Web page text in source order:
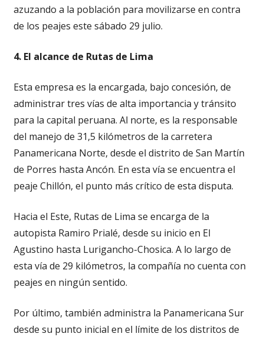
azuzando a la población para movilizarse en contra
de los peajes este sábado 29 julio.
4. El alcance de Rutas de Lima
Esta empresa es la encargada, bajo concesión, de
administrar tres vías de alta importancia y tránsito
para la capital peruana. Al norte, es la responsable
del manejo de 31,5 kilómetros de la carretera
Panamericana Norte, desde el distrito de San Martín
de Porres hasta Ancón. En esta vía se encuentra el
peaje Chillón, el punto más crítico de esta disputa.
Hacia el Este, Rutas de Lima se encarga de la
autopista Ramiro Prialé, desde su inicio en El
Agustino hasta Lurigancho-Chosica. A lo largo de
esta vía de 29 kilómetros, la compañía no cuenta con
peajes en ningún sentido.
Por último, también administra la Panamericana Sur
desde su punto inicial en el límite de los distritos de